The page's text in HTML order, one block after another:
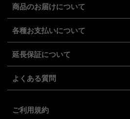
商品のお届けについて
各種お支払いについて
延長保証について
よくある質問
ご利用規約